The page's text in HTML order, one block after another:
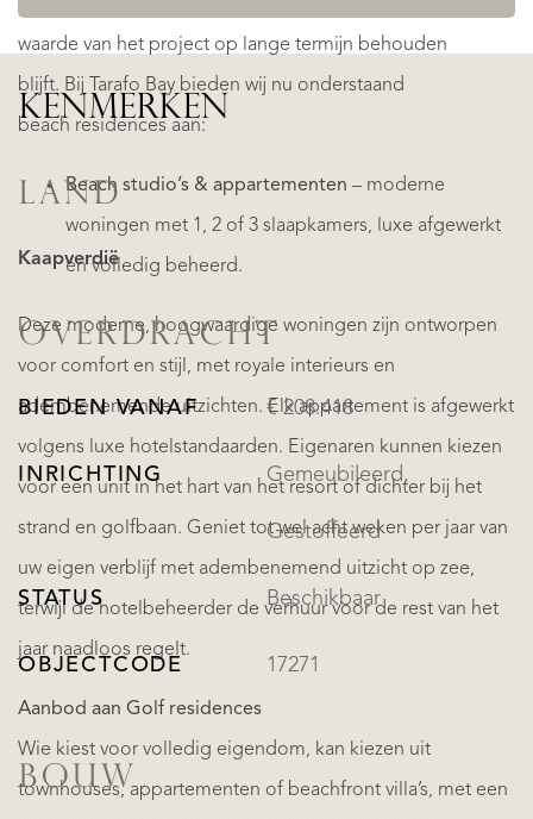
waarde van het project op lange termijn behouden
blijft. Bij Tarafo Bay bieden wij nu onderstaand
beach residences aan:
Beach studio’s & appartementen – moderne
woningen met 1, 2 of 3 slaapkamers, luxe afgewerkt
en volledig beheerd.
Deze moderne, hoogwaardige woningen zijn ontworpen
voor comfort en stijl, met royale interieurs en
adembenemende uitzichten. Elk appartement is afgewerkt
volgens luxe hotelstandaarden. Eigenaren kunnen kiezen
voor een unit in het hart van het resort of dichter bij het
strand en golfbaan. Geniet tot wel acht weken per jaar van
uw eigen verblijf met adembenemend uitzicht op zee,
terwijl de hotelbeheerder de verhuur voor de rest van het
jaar naadloos regelt.
Aanbod aan Golf residences
Wie kiest voor volledig eigendom, kan kiezen uit
townhouses, appartementen of beachfront villa’s, met een
KENMERKEN
LAND
Kaapverdië
OVERDRACHT
BIEDEN VANAF € 208.418
INRICHTING Gemeubileerd,
Gestoffeerd
STATUS Beschikbaar
OBJECTCODE 17271
BOUW